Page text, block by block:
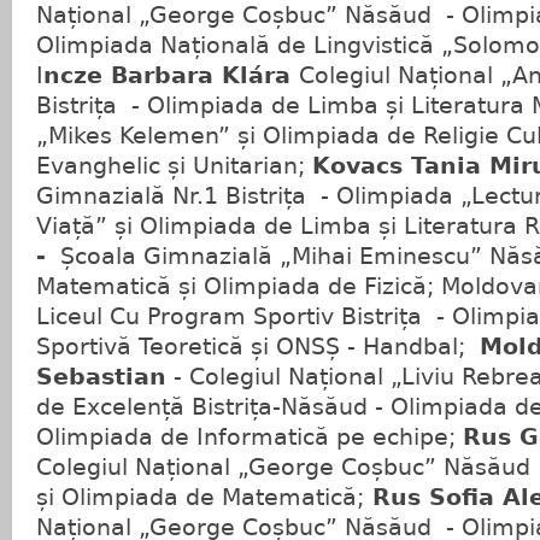
Național „George Coșbuc” Năsăud -
Olimpiada Națională de Lingvistică
ncze Barbara Klára Colegiul Național
Bistrița - Olimpiada de Limba și Literatura
„Mikes Kelemen” și Olimpiada de Religie
Evanghelic și Unitarian; Kovacs Tania
Gimnazială Nr.1 Bistrița - Olimpiada
Viață” și Olimpiada de Limba și Literatura
- Școala Gimnazială „Mihai Eminescu”
Matematică și Olimpiada de Fizică;
Liceul Cu Program Sportiv Bistrița -
Sportivă Teoretică și ONSȘ - Handbal;
Sebastian - Colegiul Național „Liviu
de Excelență Bistrița-Năsăud - Olimpiada
Olimpiada de Informatică pe echipe; Rus
Colegiul Național „George Coșbuc”
și Olimpiada de Matematică; Rus Sofia
Național „George Coșbuc” Năsăud -